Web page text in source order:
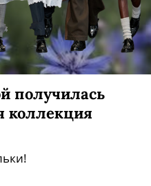
получилась
коллекция